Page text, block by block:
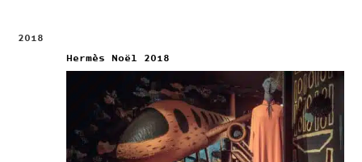
2018
Hermès Noël 2018